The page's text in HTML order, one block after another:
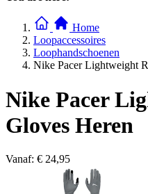
Home
Loopaccessoires
Loophandschoenen
Nike Pacer Lightweight
Nike Pacer
Gloves Heren
Vanaf: € 24,95